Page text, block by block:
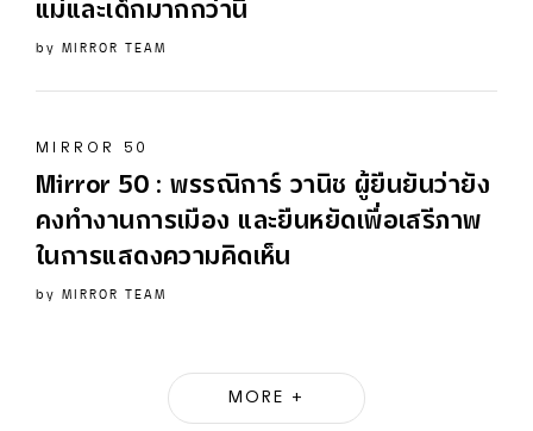
แม่และเด็กมากกว่านี้
by MIRROR TEAM
MIRROR 50
Mirror 50: พรรณิการ์ วานิช ผู้ยืนยันว่ายัง
คงทำงานการเมือง และยืนหยัดเพื่อเสรีภาพ
ในการแสดงความคิดเห็น
by MIRROR TEAM
MORE +